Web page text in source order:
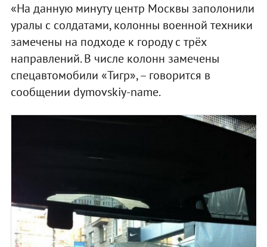
«На данную минуту центр Москвы заполонили
уралы с солдатами, колонны военной техники
замечены на подходе к городу с трёх
направлений. В числе колонн замечены
спецавтомобили «Тигр», – говорится в
сообщении dymovskiy-name.